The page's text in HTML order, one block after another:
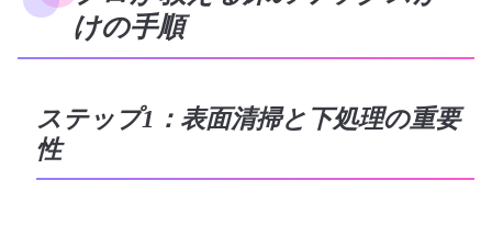
けの手順
ステップ1：表面清掃と下処理の重要
性